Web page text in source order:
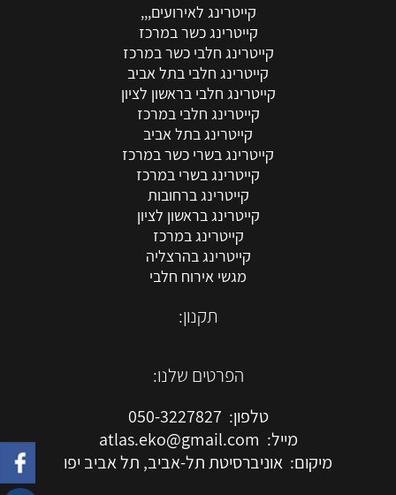
קייטרינג לאירועים,,,
קייטרינג כשר במרכז
קייטרינג חלבי כשר במרכז
קייטרינג חלבי בתל אביב
קייטרינג חלבי בראשון לציון
קייטרינג חלבי במרכז
קייטרינג בתל אביב
קייטרינג בשרי כשר במרכז
קייטרינג בשרי במרכז
קייטרינג ברחובות
קייטרינג בראשון לציון
קייטרינג במרכז
קייטרינג בהרצליה
מגשי אירוח חלבי
תקנון:
הפרטים שלנו:
טלפון: 050-3227827
מייל: atlas.eko@gmail.com
מיקום: אוניברסיטת תל-אביב, תל אביב יפו